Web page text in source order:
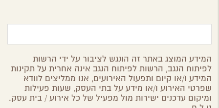
המידע המוצג באתר זה הונגש לציבור על ידי הרשות
לפיתוח הנגב, הרשות לפיתוח הנגב אינה אחרית על תקינות
המידע ו/או קיום ותפעול האירועים, אנו ממליצים לוודא
שפרטי האירוע ו/או מידע על בתי העסק, שעות פעילות
ומיקום עדכנים ישירות מול מפעיל של כל אירוע / בית עסק.